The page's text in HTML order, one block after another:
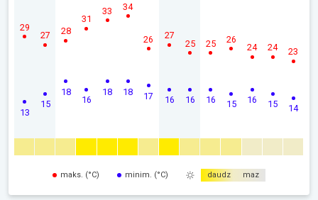
13
29
15
27
18
28
16
31
18
33
18
34
17
26
16
27
16
25
16
25
15
26
16
24
15
24
14
23
maks. (°C) minim. (°C) daudz maz